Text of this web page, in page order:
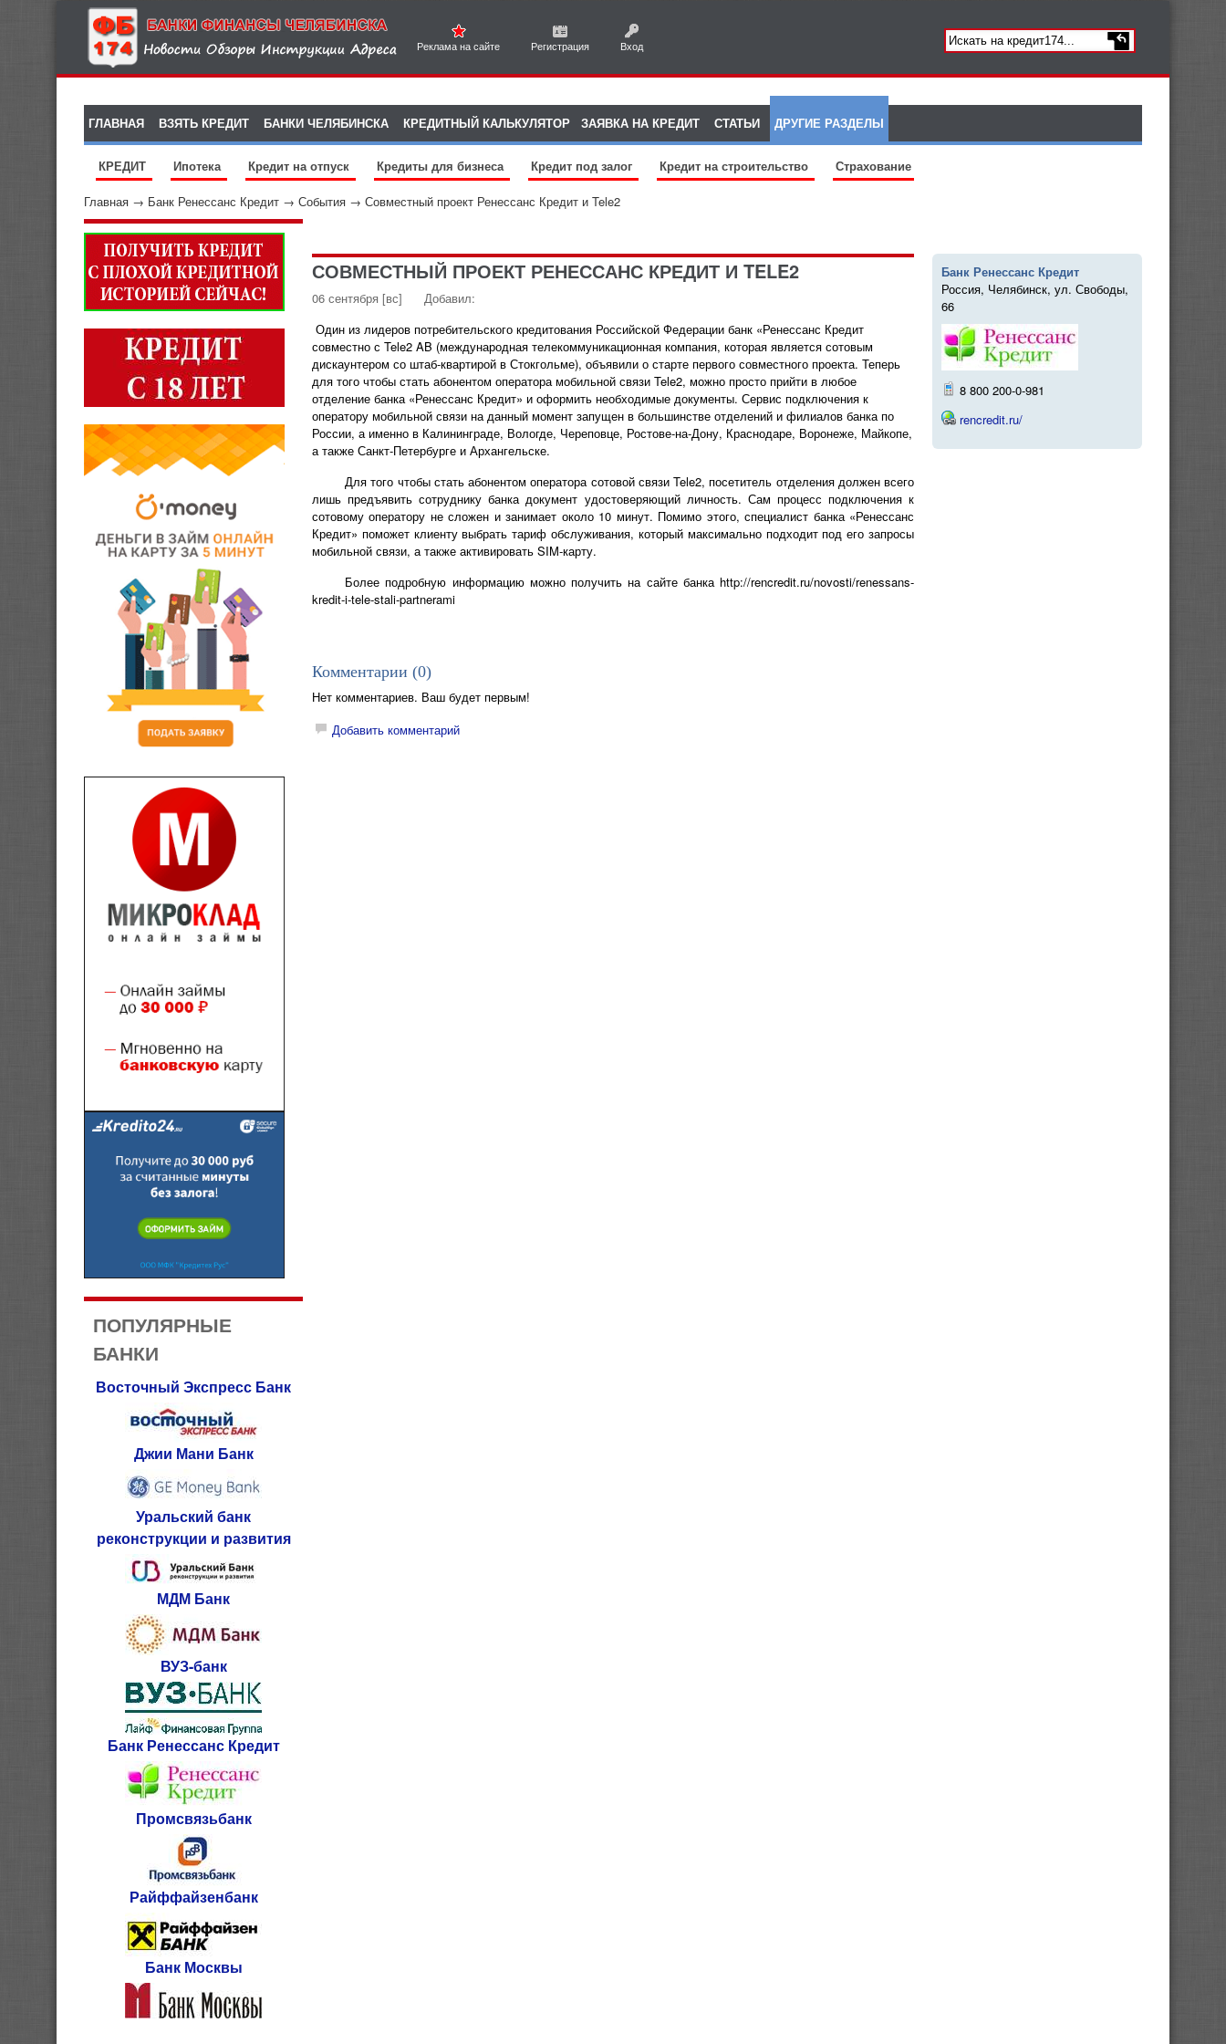
Реклама на сайте Регистрация Вход
ГЛАВНАЯ ВЗЯТЬ КРЕДИТ БАНКИ ЧЕЛЯБИНСКА КРЕДИТНЫЙ КАЛЬКУЛЯТОР ЗАЯВКА НА КРЕДИТ СТАТЬИ ДРУГИЕ РАЗДЕЛЫ
КРЕДИТ Ипотека Кредит на отпуск Кредиты для бизнеса Кредит под залог Кредит на строительство Страхование
Главная → Банк Ренессанс Кредит → События → Совместный проект Ренессанс Кредит и Tele2
ПОПУЛЯРНЫЕ
БАНКИ
Восточный Экспресс Банк
Джии Мани Банк
Уральский банк
реконструкции и развития
МДМ Банк
ВУЗ-банк
Банк Ренессанс Кредит
Промсвязьбанк
Райффайзенбанк
Банк Москвы
СОВМЕСТНЫЙ ПРОЕКТ РЕНЕССАНС КРЕДИТ И TELE2
06 сентября [вс]
Добавил:
Один из лидеров потребительского кредитования Российской Федерации банк «Ренессанс Кредит
совместно с Tele2 AB (международная телекоммуникационная компания, которая является сотовым
дискаунтером со штаб-квартирой в Стокгольме), объявили о старте первого совместного проекта. Теперь
для того чтобы стать абонентом оператора мобильной связи Tele2, можно просто прийти в любое
отделение банка «Ренессанс Кредит» и оформить необходимые документы. Сервис подключения к
оператору мобильной связи на данный момент запущен в большинстве отделений и филиалов банка по
России, а именно в Калининграде, Вологде, Череповце, Ростове-на-Дону, Краснодаре, Воронеже, Майкопе,
а также Санкт-Петербурге и Архангельске.
Для того чтобы стать абонентом оператора сотовой связи Tele2, посетитель отделения должен всего
лишь предъявить сотруднику банка документ удостоверяющий личность. Сам процесс подключения к
сотовому оператору не сложен и занимает около 10 минут. Помимо этого, специалист банка «Ренессанс
Кредит» поможет клиенту выбрать тариф обслуживания, который максимально подходит под его запросы
мобильной связи, а также активировать SIM-карту.
Более подробную информацию можно получить на сайте банка http://rencredit.ru/novosti/renessans-
kredit-i-tele-stali-partnerami
Банк Ренессанс Кредит
Россия, Челябинск, ул. Свободы,
66
8 800 200-0-981
rencredit.ru/
Комментарии (0)
Нет комментариев. Ваш будет первым!
Добавить комментарий